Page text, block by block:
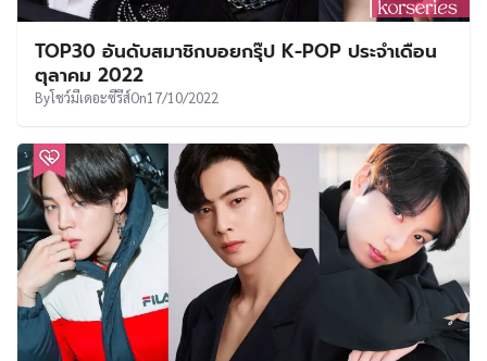
TOP30 อันดับสมาชิกบอยกรุ๊ป K-POP ประจำเดือน
ตุลาคม 2022
Byโชว์มีเดอะซีรีส์On17/10/2022